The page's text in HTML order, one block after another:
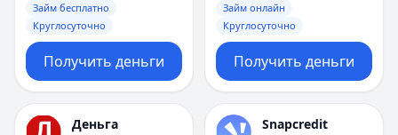
Займ бесплатно
Круглосуточно
Получить деньги
Займ онлайн
Круглосуточно
Получить деньги
Деньга Snapcredit